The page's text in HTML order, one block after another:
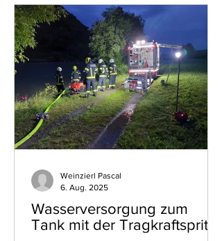
Wasserversorgung zum
Tank mit der Tragkraftspritze
Weinzierl Pascal
6. Aug. 2025